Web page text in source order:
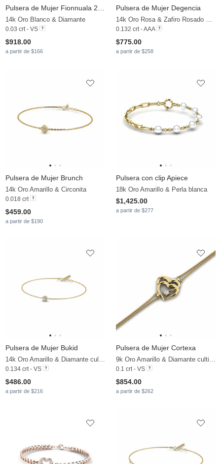
Pulsera de Mujer Fionnuala 2.0 mm
14k Oro Blanco & Diamante
0.03 crt - VS
$918.00
a partir de $166
Pulsera de Mujer Degencia
14k Oro Rosa & Zafiro Rosado & Circonita
0.132 crt - AAA
$775.00
a partir de $258
Pulsera de Mujer Brunch
14k Oro Amarillo & Circonita
0.018 crt
$459.00
a partir de $190
Pulsera con clip Apiece
18k Oro Amarillo & Perla blanca
$1,425.00
a partir de $277
Pulsera de Mujer Bukid
14k Oro Amarillo & Diamante cultivado en laboratorio
0.134 crt - VS
$486.00
a partir de $216
Pulsera de Mujer Cortexa
9k Oro Amarillo & Diamante cultivado en laboratorio
0.1 crt - VS
$854.00
a partir de $262